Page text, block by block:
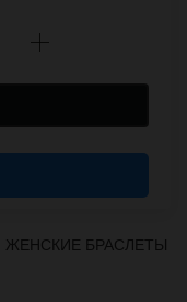
ЖЕНСКИЕ БРАСЛЕТЫ